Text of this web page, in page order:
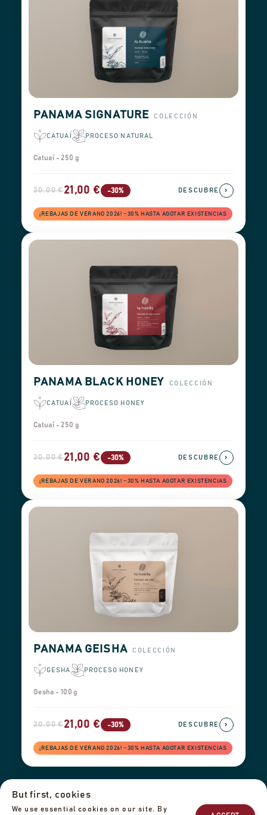
PANAMA SIGNATURE COLECCIÓN
CATUAÍ PROCESO NATURAL
Catuaí - 250 g
30,00 €21,00 € -30%
¡REBAJAS DE VERANO 2026! −30% HASTA AGOTAR EXISTENCIAS
DESCUBRE ›
PANAMA BLACK HONEY COLECCIÓN
CATUAÍ PROCESO HONEY
Catuaí - 250 g
30,00 €21,00 € -30%
¡REBAJAS DE VERANO 2026! −30% HASTA AGOTAR EXISTENCIAS
DESCUBRE ›
PANAMA GEISHA COLECCIÓN
GESHA PROCESO HONEY
Gesha - 100 g
30,00 €21,00 € -30%
¡REBAJAS DE VERANO 2026! −30% HASTA AGOTAR EXISTENCIAS
DESCUBRE ›
Información de envío
Política de privacidad
Nuestro equipo Contáctanos
But first, cookies
We use essential cookies on our site. By